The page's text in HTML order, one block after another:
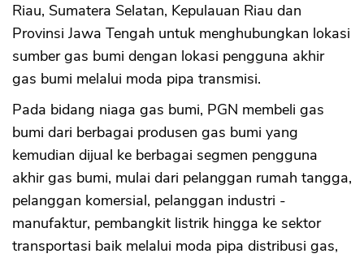
Riau, Sumatera Selatan, Kepulauan Riau dan
Provinsi Jawa Tengah untuk menghubungkan lokasi
sumber gas bumi dengan lokasi pengguna akhir
gas bumi melalui moda pipa transmisi.
Pada bidang niaga gas bumi, PGN membeli gas
bumi dari berbagai produsen gas bumi yang
kemudian dijual ke berbagai segmen pengguna
akhir gas bumi, mulai dari pelanggan rumah tangga,
pelanggan komersial, pelanggan industri -
manufaktur, pembangkit listrik hingga ke sektor
transportasi baik melalui moda pipa distribusi gas,